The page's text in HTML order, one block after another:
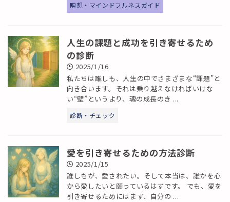
瞑想・マインドフルネスガイド
人生の課題と成功を引き寄せるため
の診断
2025/1/16
私たちは誰しも、人生の中でさまざまな“課題”と
向き合います。それは乗り越えなければいけな
い“壁”というより、魂の成長のき ...
診断・チェック
愛を引き寄せるための方法診断
2025/1/15
誰しもが、愛されたい。そして本当は、誰かを心
から愛したいと願っているはずです。 でも、愛を
引き寄せるためにはまず、自分の ...